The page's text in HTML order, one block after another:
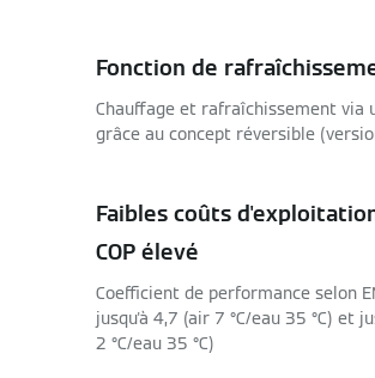
Fonction de
Chauffage et rafraîchissement via
grâce au concept réversible
Faibles coûts
COP élevé
Coefficient de performance selon
jusqu'à 4,7 (air 7 °C/eau 35 °C) et
2 °C/eau 35 °C)